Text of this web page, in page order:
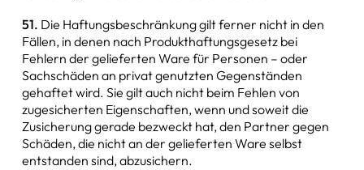
51. Die Haftungsbeschränkung gilt ferner nicht in den
Fällen, in denen nach Produkthaftungsgesetz bei
Fehlern der gelieferten Ware für Personen – oder
Sachschäden an privat genutzten Gegenständen
gehaftet wird. Sie gilt auch nicht beim Fehlen von
zugesicherten Eigenschaften, wenn und soweit die
Zusicherung gerade bezweckt hat, den Partner gegen
Schäden, die nicht an der gelieferten Ware selbst
entstanden sind, abzusichern.